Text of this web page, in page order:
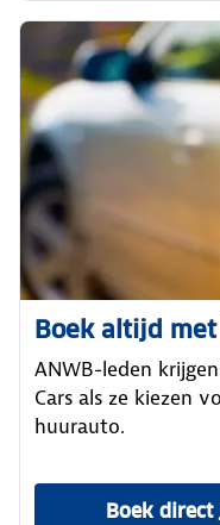
Boek altijd
ANWB-leden
Cars als ze kiezen
huurauto.
Boek